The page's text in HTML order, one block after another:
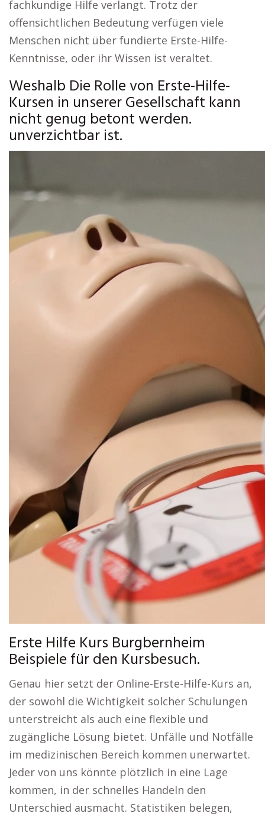
fachkundige Hilfe verlangt. Trotz der
offensichtlichen Bedeutung verfügen viele
Menschen nicht über fundierte Erste-Hilfe-
Kenntnisse, oder ihr Wissen ist veraltet.
Weshalb Die Rolle von Erste-Hilfe-
Kursen in unserer Gesellschaft kann
nicht genug betont werden.
unverzichtbar ist.
Erste Hilfe Kurs Burgbernheim
Beispiele für den Kursbesuch.
Genau hier setzt der Online-Erste-Hilfe-Kurs an,
der sowohl die Wichtigkeit solcher Schulungen
unterstreicht als auch eine flexible und
zugängliche Lösung bietet. Unfälle und Notfälle
im medizinischen Bereich kommen unerwartet.
Jeder von uns könnte plötzlich in eine Lage
kommen, in der schnelles Handeln den
Unterschied ausmacht. Statistiken belegen,